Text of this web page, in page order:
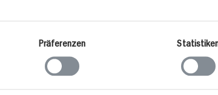
Präferenzen